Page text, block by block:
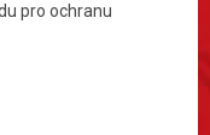
pro ochranu